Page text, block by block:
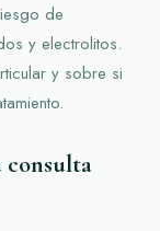
de
y electrolitos.
y sobre si
consulta